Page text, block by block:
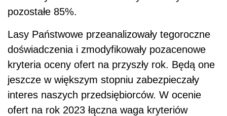
pozostałe 85%.
Lasy Państwowe przeanalizowały tegoroczne
doświadczenia i zmodyfikowały pozacenowe
kryteria oceny ofert na przyszły rok. Będą one
jeszcze w większym stopniu zabezpieczały
interes naszych przedsiębiorców. W ocenie
ofert na rok 2023 łączna waga kryteriów